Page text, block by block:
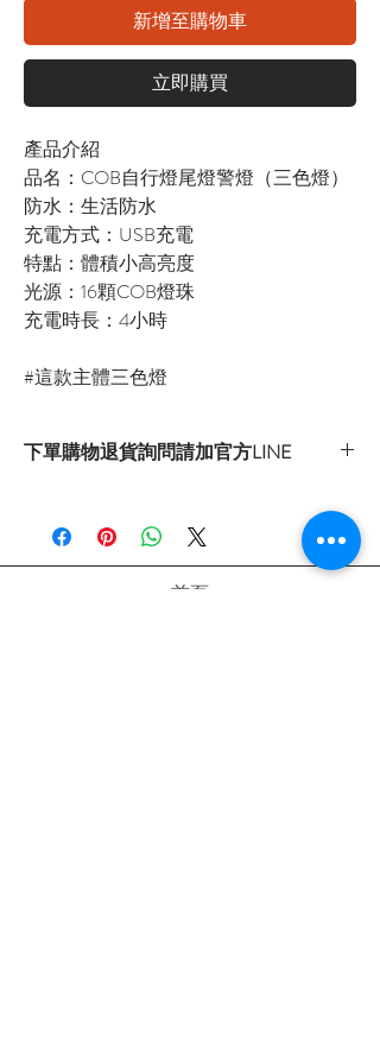
新增至購物車
立即購買
產品介紹
品名：COB自行燈尾燈警燈（三色燈）
防水：生活防水
充電方式：USB充電
特點：體積小高亮度
光源：16顆COB燈珠
充電時長：4小時
#這款主體三色燈
下單購物退貨詢問請加官方LINE
或至首頁下方各拍賣連結處自行下單選購
首頁